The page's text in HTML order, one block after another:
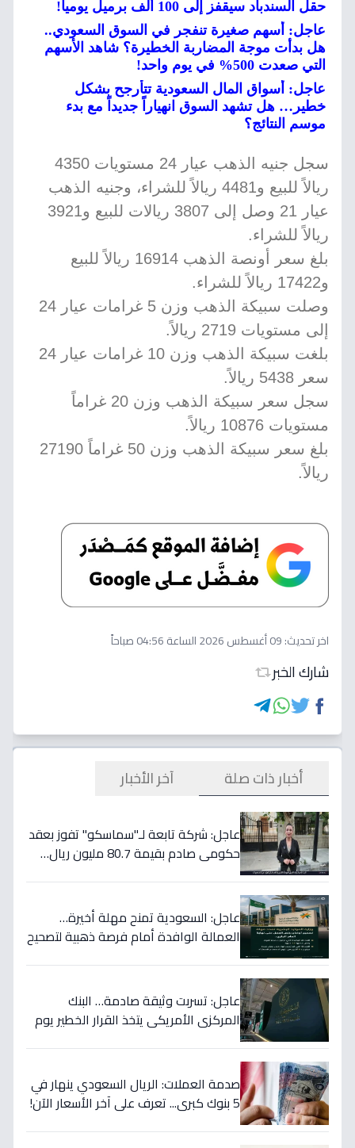
حقل السندباد سيقفز إلى 100 ألف برميل يومياً!
عاجل: أسهم صغيرة تنفجر في السوق السعودي..
هل بدأت موجة المضاربة الخطيرة؟ شاهد الأسهم
التي صعدت 500% في يوم واحد!
عاجل: أسواق المال السعودية تتأرجح بشكل
خطير… هل تشهد السوق انهياراً جديداً مع بدء
موسم النتائج؟
سجل جنيه الذهب عيار 24 مستويات 4350
ريالاً للبيع و4481 ريالاً للشراء، وجنيه الذهب
عيار 21 وصل إلى 3807 ريالات للبيع و3921
ريالاً للشراء.
بلغ سعر أونصة الذهب 16914 ريالاً للبيع
و17422 ريالاً للشراء.
وصلت سبيكة الذهب وزن 5 غرامات عيار 24
إلى مستويات 2719 ريالاً.
بلغت سبيكة الذهب وزن 10 غرامات عيار 24
سعر 5438 ريالاً.
سجل سعر سبيكة الذهب وزن 20 غراماً
مستويات 10876 ريالاً.
بلغ سعر سبيكة الذهب وزن 50 غراماً 27190
ريالاً.
اخر تحديث:09 أغسطس 2026 الساعة 04:56 صباحاً
شارك الخبر
أخبار ذات صلة آخر الأخبار
عاجل: شركة تابعة لـ"سماسكو" تفوز بعقد
حكومي صادم بقيمة 80.7 مليون ريال…
عاجل: السعودية تمنح مهلة أخيرة…
العمالة الوافدة أمام فرصة ذهبية لتصحيح
عاجل: تسربت وثيقة صادمة… البنك
المركزي الأمريكي يتخذ القرار الخطير يوم
صدمة العملات: الريال السعودي ينهار في
5 بنوك كبرى... تعرف على آخر الأسعار الآن!